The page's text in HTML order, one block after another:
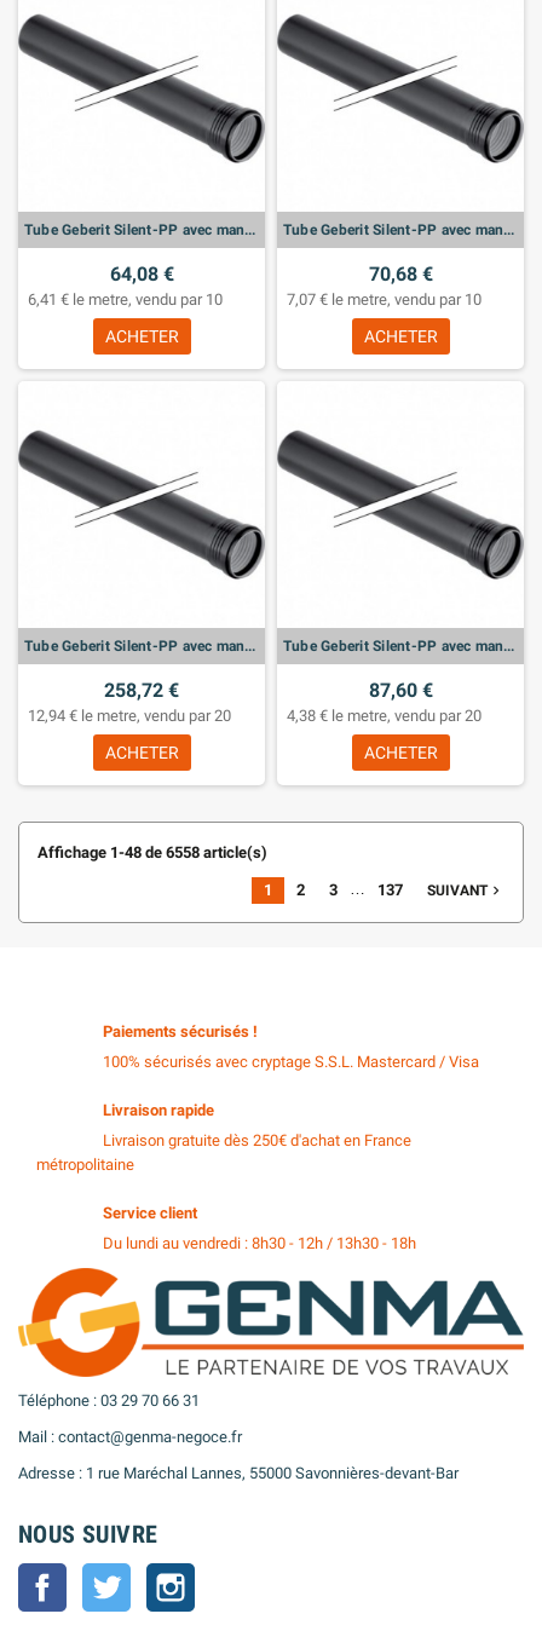
Tube Geberit Silent-PP avec manchon: d:40mm, L:100cm
64,08 €
6,41 € le metre, vendu par 10
ACHETER
Tube Geberit Silent-PP avec manchon: d:32mm, L:100cm
70,68 €
7,07 € le metre, vendu par 10
ACHETER
Tube Geberit Silent-PP avec manchon: d:110mm, L:50cm
258,72 €
12,94 € le metre, vendu par 20
ACHETER
Tube Geberit Silent-PP avec manchon: d:40mm, L:50cm
87,60 €
4,38 € le metre, vendu par 20
ACHETER
Affichage 1-48 de 6558 article(s)
1 2 3 … 137 SUIVANTnavigate_next
Paiements sécurisés !
100% sécurisés avec cryptage S.S.L. Mastercard / Visa
Livraison rapide
Livraison gratuite dès 250€ d'achat en France
métropolitaine
Service client
Du lundi au vendredi : 8h30 - 12h / 13h30 - 18h
Téléphone : 03 29 70 66 31
Mail : contact@genma-negoce.fr
Adresse : 1 rue Maréchal Lannes, 55000 Savonnières-devant-Bar
NOUS SUIVRE
Facebook Twitter